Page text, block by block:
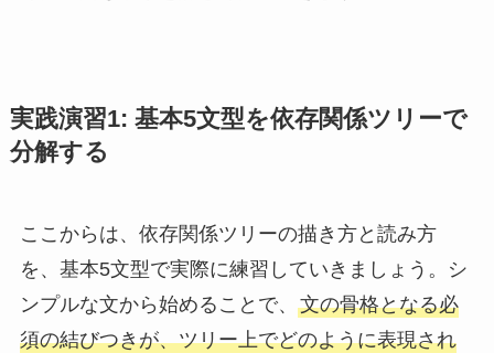
実践演習1: 基本5文型を依存関係ツリーで
分解する
ここからは、依存関係ツリーの描き方と読み方
を、基本5文型で実際に練習していきましょう。シ
ンプルな文から始めることで、 文の骨格となる必
須の結びつきが、ツリー上でどのように表現され